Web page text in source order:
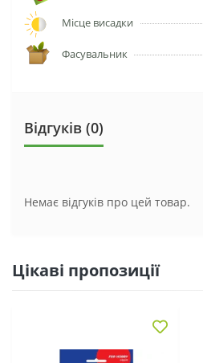
Місце висадки
Фасувальник
Відгуків (0)
Немає відгуків про цей товар.
Цікаві пропозиції